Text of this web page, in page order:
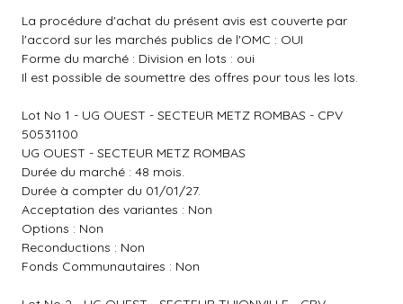
La procédure d'achat du présent avis est couverte par
l'accord sur les marchés publics de l'OMC : OUI
Forme du marché : Division en lots : oui
Il est possible de soumettre des offres pour tous les lots.
Lot No 1 - UG OUEST - SECTEUR METZ ROMBAS - CPV
50531100
UG OUEST - SECTEUR METZ ROMBAS
Durée du marché : 48 mois.
Durée à compter du 01/01/27.
Acceptation des variantes : Non
Options : Non
Reconductions : Non
Fonds Communautaires : Non